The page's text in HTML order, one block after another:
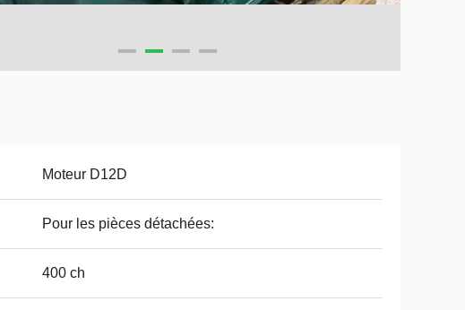
Moteur D12D
Pour les pièces détachées:
400 ch